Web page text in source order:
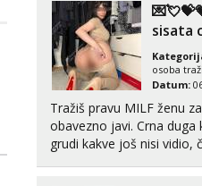
tel:0,93€ -
Razgovaram :)
Tel: 064/677-
tel:0,93€ -
sisata
videa i
osoba
Datum:
Tražiš pravu MILF ženu
obavezno javi. Crna
grudi kakve još nisi vidio,